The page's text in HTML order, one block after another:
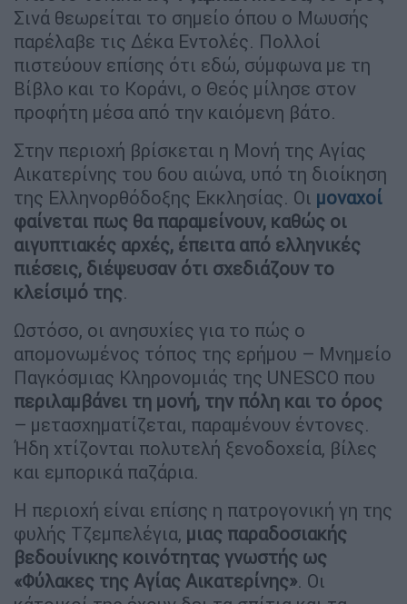
Σινά θεωρείται το σημείο όπου ο Μωυσής
παρέλαβε τις Δέκα Εντολές. Πολλοί
πιστεύουν επίσης ότι εδώ, σύμφωνα με τη
Βίβλο και το Κοράνι, ο Θεός μίλησε στον
προφήτη μέσα από την καιόμενη βάτο.
Στην περιοχή βρίσκεται η Μονή της Αγίας
Αικατερίνης του 6ου αιώνα, υπό τη διοίκηση
της Ελληνορθόδοξης Εκκλησίας. Οι μοναχοί
φαίνεται πως θα παραμείνουν, καθώς οι
αιγυπτιακές αρχές, έπειτα από ελληνικές
πιέσεις, διέψευσαν ότι σχεδιάζουν το
κλείσιμό της.
Ωστόσο, οι ανησυχίες για το πώς ο
απομονωμένος τόπος της ερήμου – Μνημείο
Παγκόσμιας Κληρονομιάς της UNESCO που
περιλαμβάνει τη μονή, την πόλη και το όρος
– μετασχηματίζεται, παραμένουν έντονες.
Ήδη χτίζονται πολυτελή ξενοδοχεία, βίλες
και εμπορικά παζάρια.
Η περιοχή είναι επίσης η πατρογονική γη της
φυλής Τζεμπελέγια, μιας παραδοσιακής
βεδουίνικης κοινότητας γνωστής ως
«Φύλακες της Αγίας Αικατερίνης». Οι